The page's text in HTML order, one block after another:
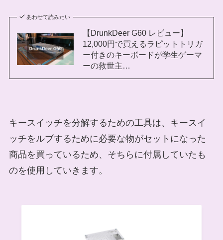
あわせて読みたい
【DrunkDeer G60 レビュー】
12,000円で買えるラピットトリガ
ー付きのキーボードが学生ゲーマ
ーの救世主…
キースイッチを分解するための工具は、キースイ
ッチをルブするために必要な物がセットになった
商品を買っているため、そちらに付属していたも
のを使用していきます。